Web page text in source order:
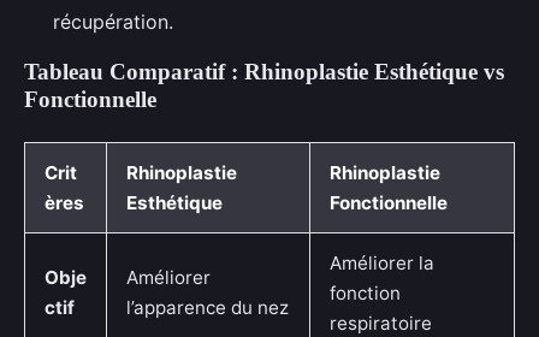
récupération.
Tableau Comparatif : Rhinoplastie Esthétique vs
Fonctionnelle
Crit
ères
Rhinoplastie
Esthétique
Rhinoplastie
Fonctionnelle
Obje
ctif
Améliorer
l’apparence du nez
Améliorer la
fonction
respiratoire